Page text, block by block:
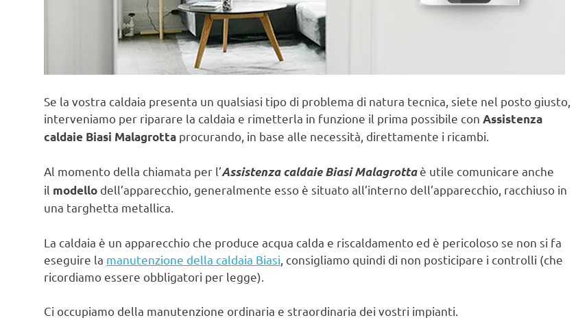
Se la vostra caldaia presenta un qualsiasi tipo di problema di natura tecnica, siete nel posto giusto,
interveniamo per riparare la caldaia e rimetterla in funzione il prima possibile con Assistenza
caldaie Biasi Malagrotta procurando, in base alle necessità, direttamente i ricambi.
Al momento della chiamata per l’Assistenza caldaie Biasi Malagrottaè utile comunicare anche
il modello dell’apparecchio, generalmente esso è situato all’interno dell’apparecchio, racchiuso in
una targhetta metallica.
La caldaia è un apparecchio che produce acqua calda e riscaldamento ed è pericoloso se non si fa
eseguire la manutenzione della caldaia Biasi , consigliamo quindi di non posticipare i controlli (che
ricordiamo essere obbligatori per legge).
Ci occupiamo della manutenzione ordinaria e straordinaria dei vostri impianti.